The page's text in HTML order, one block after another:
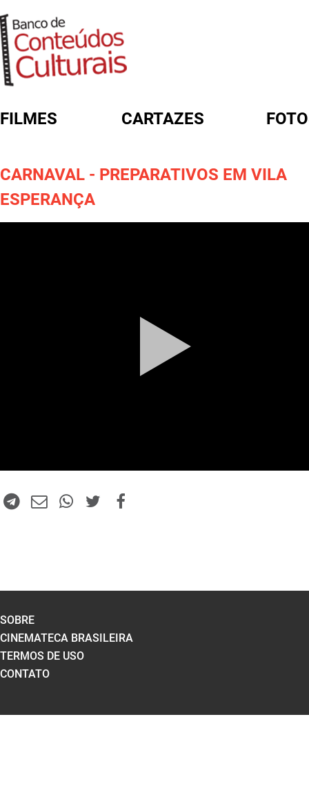
FILMES CARTAZES
CARNAVAL - PREPARATIVOS EM VILA
ESPERANÇA
SOBRE
CINEMATECA BRASILEIRA
TERMOS DE USO
CONTATO